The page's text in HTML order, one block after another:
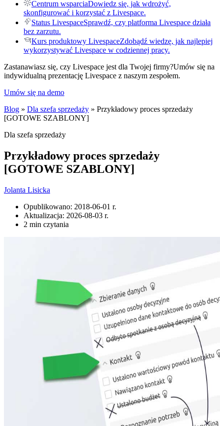
Centrum wsparciaDowiedz się, jak wdrożyć,
skonfigurować i korzystać z Livespace.
Status LivespaceSprawdź, czy platforma Livespace działa
bez zarzutu.
Kurs produktowy LivespaceZdobądź wiedzę, jak najlepiej
wykorzystywać Livespace w codziennej pracy.
Zastanawiasz się, czy Livespace jest dla Twojej firmy?Umów się na
indywidualną prezentację Livespace z naszym zespołem.
Umów się na demo
Blog » Dla szefa sprzedaży » Przykładowy proces sprzedaży
[GOTOWE SZABLONY]
Dla szefa sprzedaży
Przykładowy proces sprzedaży
[GOTOWE SZABLONY]
Jolanta Lisicka
Opublikowano: 2018-06-01 r.
Aktualizacja: 2026-08-03 r.
2 min czytania